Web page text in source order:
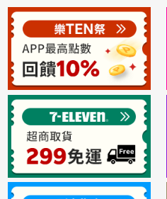
次確認資料。
LINE Pay
LINE Pay 是 LINE 推出的行動支
用卡/簽帳金融卡，結帳時輸入
LINE Pay 亦與一卡通公司合作
銀行帳戶儲值，即可使用儲值金
使用 LINE Pay 時需使用 iOS 及
將 LINE 應用程式更新至最新版本
AFTEE先享後付
全又方便。
※請務必留下可連絡之通訊
一般宅配(多為黑貓宅配寄送)
本商品不開放試用
1.商品一經開封將影響
2.因個人因素退貨需負
3.下標視同同意本賣場規
~富康世界醫療器材用
網:http://fuekan-
公司貨、全新品，完
提供消費者保護法七天猶豫期
(一) 商品有易於腐敗、保存
之性質。因其本身容易快速
日，或雖較七日稍長，惟解
後再出售。
(二) 依您要求所為之客製化
時間選擇是否進行本次交易。
(三) 報紙、期刊或雜誌。因
(四) 經您拆封之影音商品或
(五) 非以有形媒介提供之數
之線上服務，經您事先同意始
(六) 已拆封之個人衛生用品。
問您的密碼，亦不會主動將您
獲得的用戶重要信息(地址、
讓或使用於第三方，但法院
提請，則不在此限。